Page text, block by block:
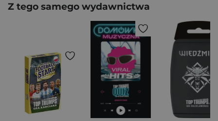
Z tego samego wydawnictwa